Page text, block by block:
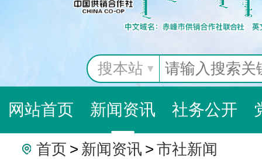
搜本站
网站首页 新闻资讯 社务公开
首页 > 新闻资讯 > 市社新闻